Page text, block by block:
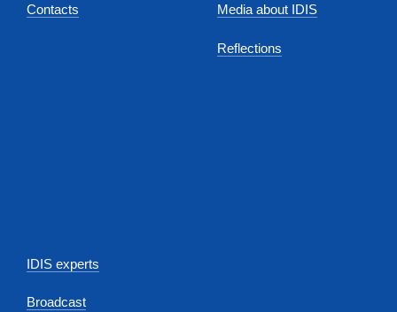
Contacts Media about IDIS
Reflections
IDIS experts
Broadcast